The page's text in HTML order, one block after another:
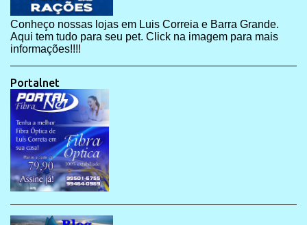
Conheço nossas lojas em Luis Correia e Barra Grande.
Aqui tem tudo para seu pet. Click na imagem para mais
informações!!!!
Portalnet